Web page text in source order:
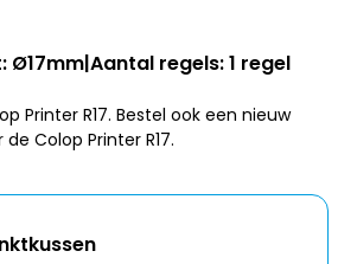
Ø17mm Aantal regels: 1 regel
Printer R17. Bestel ook een nieuw
Colop Printer R17.